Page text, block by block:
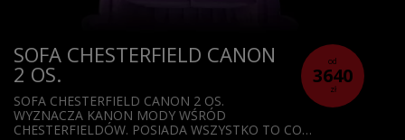
od
3640
zł
SOFA CHESTERFIELD CANON
2 OS.
SOFA CHESTERFIELD CANON 2 OS.
WYZNACZA KANON MODY WŚRÓD
CHESTERFIELDÓW. POSIADA WSZYSTKO TO CO…